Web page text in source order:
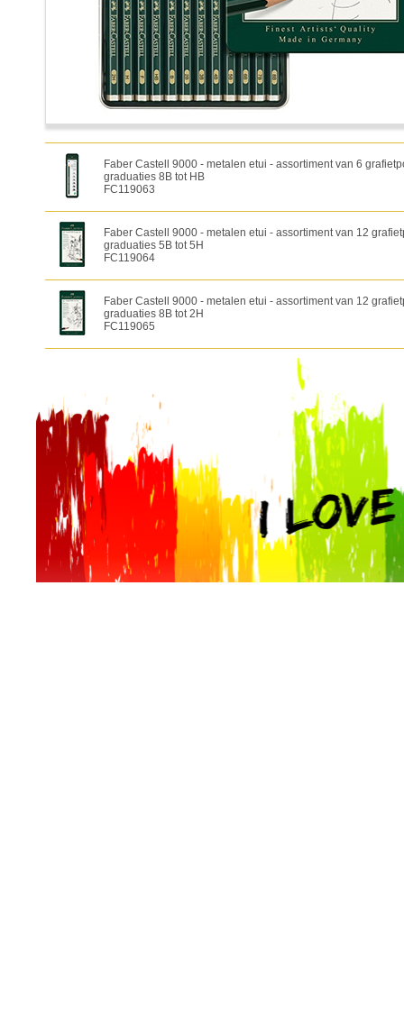
Faber Castell 9000 - metalen etui - assortiment van 6
graduaties 8B tot HB
FC119063
Faber Castell 9000 - metalen etui - assortiment van 12
graduaties 5B tot 5H
FC119064
Faber Castell 9000 - metalen etui - assortiment van 12
graduaties 8B tot 2H
FC119065